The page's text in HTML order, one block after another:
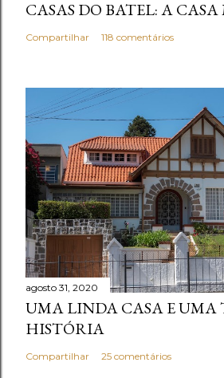
CASAS DO BATEL: A
Compartilhar 118 comentários
agosto 31, 2020
UMA LINDA CASA E UMA
HISTÓRIA
Compartilhar 25 comentários